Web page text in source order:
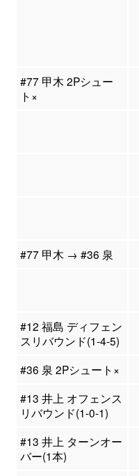
#77 甲木 2Pシュー
ト×
#77 甲木 → #36 泉
#12 福島 ディフェン
スリバウンド(1-4-5)
#36 泉 2Pシュート×
#13 井上 オフェンス
リバウンド(1-0-1)
#13 井上 ターンオー
バー(1本)